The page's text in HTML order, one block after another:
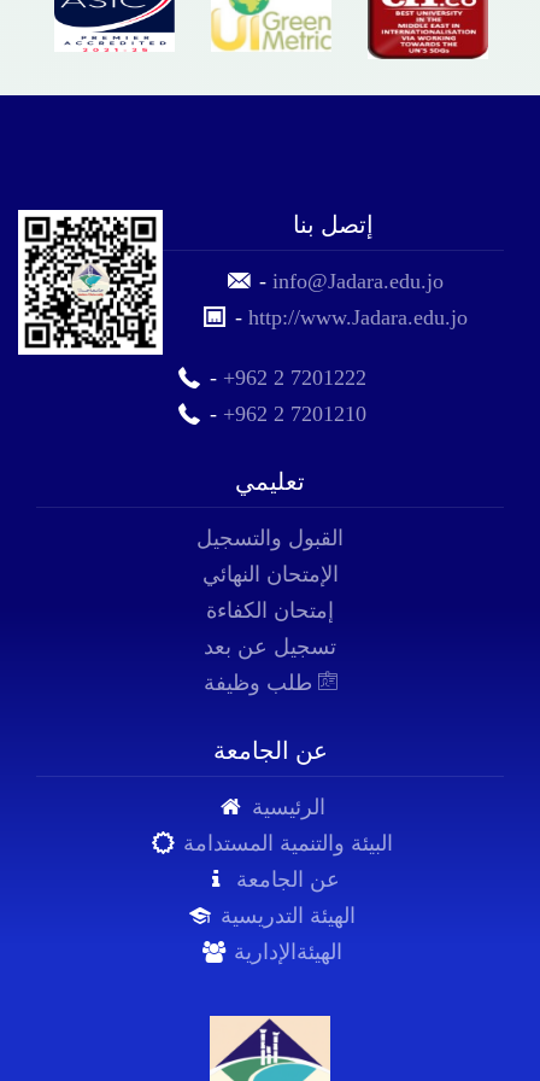
إتصل بنا
-info@Jadara.edu.jo
-http://www.Jadara.edu.jo
- +962 2 7201222
- +962 2 7201210
تعليمي
القبول والتسجيل
الإمتحان النهائي
إمتحان الكفاءة
تسجيل عن بعد
عن الجامعة
الرئيسية
البيئة والتنمية المستدامة
عن الجامعة
الهيئة التدريسية
الهيئةالإدارية